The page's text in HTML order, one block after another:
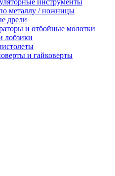
инструменты
металлу / ножницы
дрели
и отбойные молотки
лобзики
и гайковерты